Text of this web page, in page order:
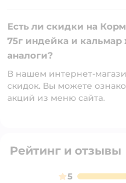
Есть ли скидки на
75г индейка и кальмар
аналоги?
В нашем интернет-
скидок. Вы можете
акций из меню сайта.
Рейтинг и отзывы
5